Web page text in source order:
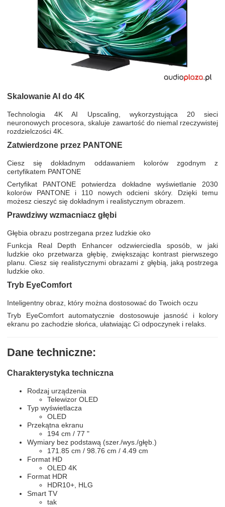
Skalowanie AI do 4K
Technologia 4K AI Upscaling, wykorzystująca 20 sieci
neuronowych procesora, skaluje zawartość do niemal rzeczywistej
rozdzielczości 4K.
Zatwierdzone przez PANTONE
Ciesz się dokładnym oddawaniem kolorów zgodnym z
certyfikatem PANTONE
Certyfikat PANTONE potwierdza dokładne wyświetlanie 2030
kolorów PANTONE i 110 nowych odcieni skóry. Dzięki temu
możesz cieszyć się dokładnym i realistycznym obrazem.
Prawdziwy wzmacniacz głębi
Głębia obrazu postrzegana przez ludzkie oko
Funkcja Real Depth Enhancer odzwierciedla sposób, w jaki
ludzkie oko przetwarza głębię, zwiększając kontrast pierwszego
planu. Ciesz się realistycznymi obrazami z głębią, jaką postrzega
ludzkie oko.
Tryb EyeComfort
Inteligentny obraz, który można dostosować do Twoich oczu
Tryb EyeComfort automatycznie dostosowuje jasność i kolory
ekranu po zachodzie słońca, ułatwiając Ci odpoczynek i relaks.
Dane techniczne:
Charakterystyka techniczna
Rodzaj urządzenia
Telewizor OLED
Typ wyświetlacza
OLED
Przekątna ekranu
194 cm / 77 "
Wymiary bez podstawą (szer./wys./głęb.)
171.85 cm / 98.76 cm / 4.49 cm
Format HD
OLED 4K
Format HDR
HDR10+, HLG
Smart TV
tak